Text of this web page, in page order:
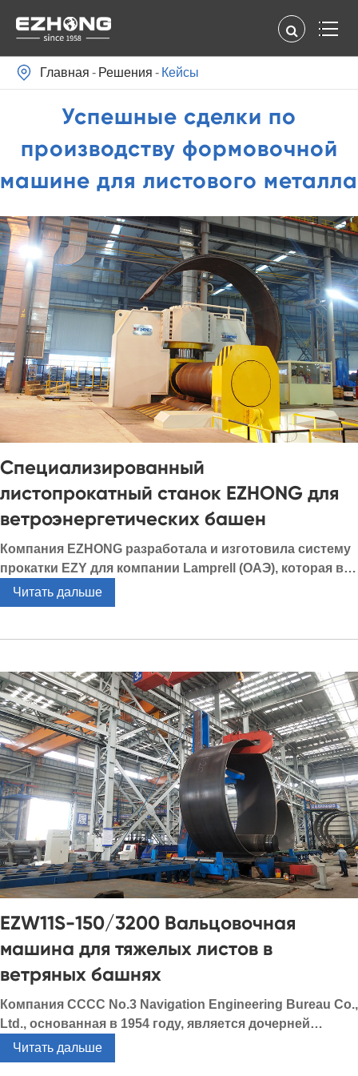
 Главная Решения Кейсы
Успешные сделки по
производству формовочной
машине для листового металла
Специализированный
листопрокатный станок EZHONG для
ветроэнергетических башен
Компания EZHONG разработала и изготовила систему
прокатки EZY для компании Lamprell (ОАЭ), которая в
настоящее время является самым популярным типом
листопрокатных машин в мире по...
Читать дальше
EZW11S-150/3200 Вальцовочная
машина для тяжелых листов в
ветряных башнях
Компания CCCC No.3 Navigation Engineering Bureau Co.,
Ltd., основанная в 1954 году, является дочерней
компанией, находящейся в полной собственности
CCCC Group, одного из 500 крупнейших предприятий
Читать дальше